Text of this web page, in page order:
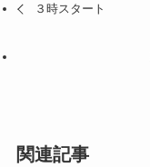
３時スタート
関連記事